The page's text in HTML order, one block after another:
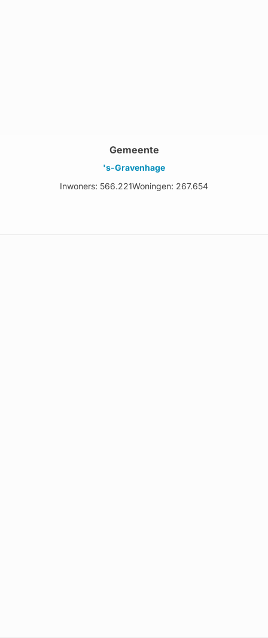
Gemeente
's-Gravenhage
Inwoners: 566.221Woningen: 267.654